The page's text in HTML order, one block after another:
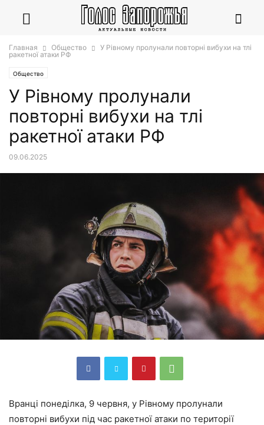
Главная Общество
У Рівному пролунали повторні вибухи на тлі
ракетної атаки РФ
Общество
У Рівному пролунали
повторні вибухи на тлі
ракетної атаки РФ
09.06.2025
Вранці понеділка, 9 червня, у Рівному пролунали
повторні вибухи під час ракетної атаки по території